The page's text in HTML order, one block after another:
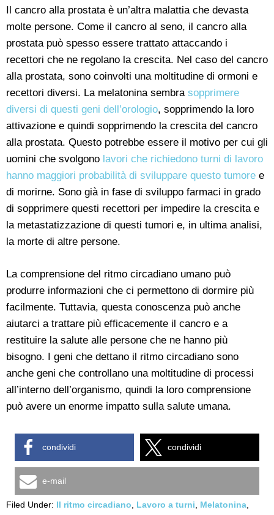
Il cancro alla prostata è un’altra malattia che devasta
molte persone. Come il cancro al seno, il cancro alla
prostata può spesso essere trattato attaccando i
recettori che ne regolano la crescita. Nel caso del cancro
alla prostata, sono coinvolti una moltitudine di ormoni e
recettori diversi. La melatonina sembra sopprimere
diversi di questi geni dell’orologio, sopprimendo la loro
attivazione e quindi sopprimendo la crescita del cancro
alla prostata. Questo potrebbe essere il motivo per cui gli
uomini che svolgono lavori che richiedono turni di lavoro
hanno maggiori probabilità di sviluppare questo tumore e
di morirne. Sono già in fase di sviluppo farmaci in grado
di sopprimere questi recettori per impedire la crescita e
la metastatizzazione di questi tumori e, in ultima analisi,
la morte di altre persone.
La comprensione del ritmo circadiano umano può
produrre informazioni che ci permettono di dormire più
facilmente. Tuttavia, questa conoscenza può anche
aiutarci a trattare più efficacemente il cancro e a
restituire la salute alle persone che ne hanno più
bisogno. I geni che dettano il ritmo circadiano sono
anche geni che controllano una moltitudine di processi
all’interno dell’organismo, quindi la loro comprensione
può avere un enorme impatto sulla salute umana.
condividi condividi
e-mail
Filed Under: Il ritmo circadiano Lavoro a turni Melatonina